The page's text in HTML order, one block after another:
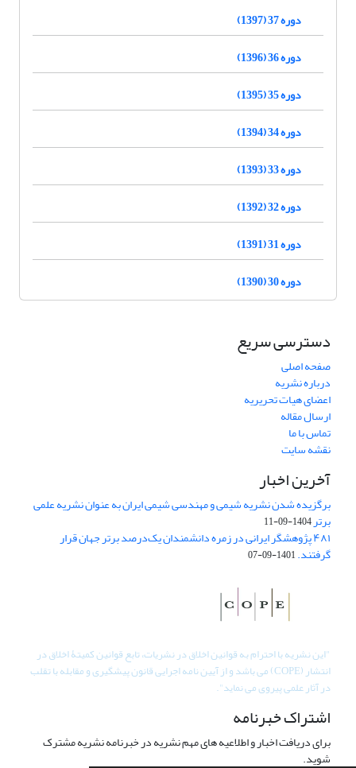
دوره 37 (1397)
دوره 36 (1396)
دوره 35 (1395)
دوره 34 (1394)
دوره 33 (1393)
دوره 32 (1392)
دوره 31 (1391)
دوره 30 (1390)
دسترسی سریع
صفحه اصلی
درباره نشریه
اعضای هیات تحریریه
ارسال مقاله
تماس با ما
نقشه سایت
آخرین اخبار
برگزیده شدن نشریه شیمی و مهندسی شیمی ایران به عنوان نشریه علمی
برتر1404-09-11
۴۸۱ پژوهشگر ایرانی در زمره دانشمندان یک‌درصد برتر جهان قرار
گرفتند.1401-09-07
"این نشریه با احترام به قوانین اخلاق در نشریات، تابع قوانین کمیتۀ اخلاق در
انتشار (COPE) می باشد و از آیین نامه اجرایی قانون پیشگیری و مقابله با تقلب
در آثار علمی پیروی می نماید".
اشتراک خبرنامه
برای دریافت اخبار و اطلاعیه های مهم نشریه در خبرنامه نشریه مشترک
شوید.